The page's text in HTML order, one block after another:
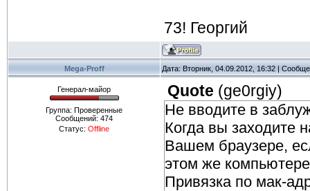
73! Георгий
Mega-Proff Дата: Вторник, 04.09.2012, 16:32 |
Генерал-майор
Группа: Проверенные
Сообщений: 474
Статус: Offline
Quote (ge0rgiy)
Не вводите в
Когда вы заходите
Вашем браузере,
этом же
Привязка по мак-